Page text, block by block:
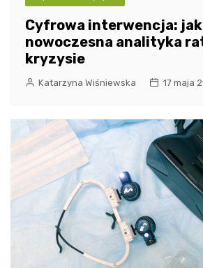
Cyfrowa interwencja: jak
nowoczesna analityka
kryzysie
Katarzyna Wiśniewska 17 maja